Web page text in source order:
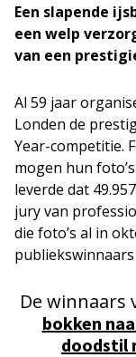
Een slapende
een welp
van een
Al 59 jaar
Londen de
Year-competitie.
mogen hun
leverde dat
jury van
die foto’s al in
De winnaars
bokken
doodstil